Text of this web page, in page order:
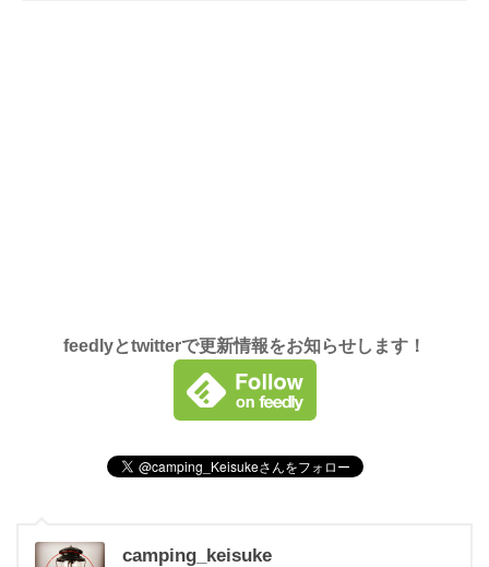
feedlyとtwitterで更新情報をお知らせします！
camping_keisuke